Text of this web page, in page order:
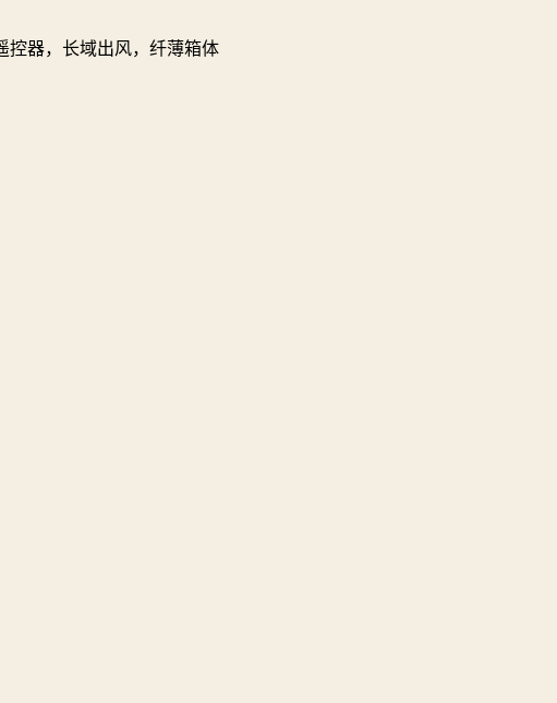
控器，长域出风，纤薄箱体